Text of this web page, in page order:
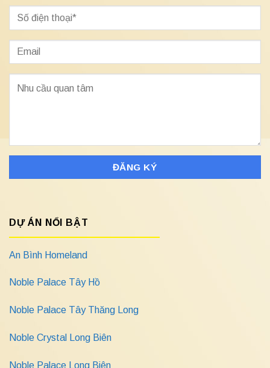
DỰ ÁN NỔI BẬT
An Bình Homeland
Noble Palace Tây Hồ
Noble Palace Tây Thăng Long
Noble Crystal Long Biên
Noble Palace Long Biên